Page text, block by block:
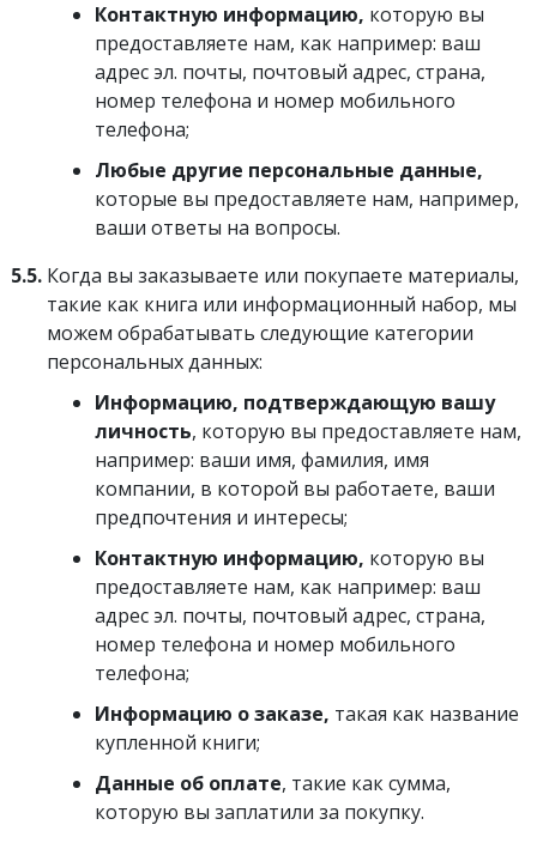
Контактную информацию, которую вы
предоставляете нам, как например: ваш
адрес эл. почты, почтовый адрес, страна,
номер телефона и номер мобильного
телефона;
Любые другие персональные данные,
которые вы предоставляете нам, например,
ваши ответы на вопросы.
5.5. Когда вы заказываете или покупаете материалы,
такие как книга или информационный набор, мы
можем обрабатывать следующие категории
персональных данных:
Информацию, подтверждающую вашу
личность, которую вы предоставляете нам,
например: ваши имя, фамилия, имя
компании, в которой вы работаете, ваши
предпочтения и интересы;
Контактную информацию, которую вы
предоставляете нам, как например: ваш
адрес эл. почты, почтовый адрес, страна,
номер телефона и номер мобильного
телефона;
Информацию о заказе, такая как название
купленной книги;
Данные об оплате, такие как сумма,
которую вы заплатили за покупку.